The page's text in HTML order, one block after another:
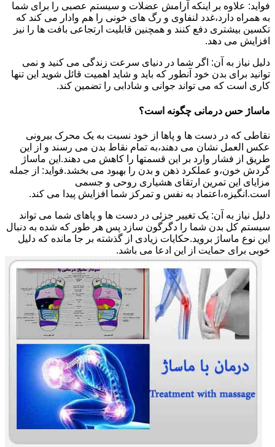
فواید: علاوه بر اینکه آرامش عضلات و سیستم عصبی را برای شما
به همراه دارد،غدد لنفاوی و رگ های خونی را هم وادار می کند که
تکسین بیشتری دفع کنند و همچنین قابلیت ارتجاعی بافت ها را نیز
افزایش می دهد.
دلیل نیاز به آن: اگر شما در دنیای سرعت زندگی می کنید و نمی
توانید برای بدن خود آنطور که باید و شاید اهمیت قائل شوید این تنها
کاری است که می تواند جوانی و شادابی را تضمین کند.
ماساژ حس درمانی چگونه است؟
نقاطی که در دست ها و پاها از خود نسبت به یک محرک بیرونی
عکس العمل نشان می دهند،به تمام نقاط بدن می رسند و از این
طریق از فشار وارد بر این قسمتها را کاهش می دهند.این ماساژ
گردش خون،و عملکرد ذهن و بدن را بهبود می بخشد.فواید: از جمله
مزایای این تمرین ارتقای هشیاری روحی و جسمی
است.انگیزه،اعتماد به نفس و تمرکز شما افزایش پیدا می کند.
دلیل نیاز به آن: یک تغییر جزئی در دست ها و پاهای شما می تواند
سیستم کل بدن شما را دگرگون سازد پس هر طور که شده به دنبال
این نوع ماساژ بروید.حکایات زیادی از گذشته بر جا مانده که دلیل
خوبی برای حمایت از این ادعا می باشد.